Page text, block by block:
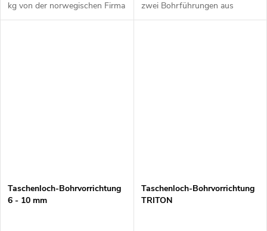
kg von der norwegischen Firma
VIKING ARM. Kann auch als
zwei Bohrführungen aus
gehärtetem Stahl,
Taschenloch-Bohrvorrichtung
6 - 10 mm
Taschenloch-Bohrvorrichtung
TRITON